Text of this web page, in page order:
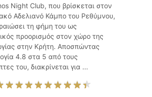
Night Club, που βρίσκεται στον
Αδελιανό Κάμπο του Ρεθύμνου,
τη φήμη του ως
προορισμός στον χώρο της
στην Κρήτη. Αποσπώντας
4.8 στα 5 από τους
του, διακρίνεται για ...